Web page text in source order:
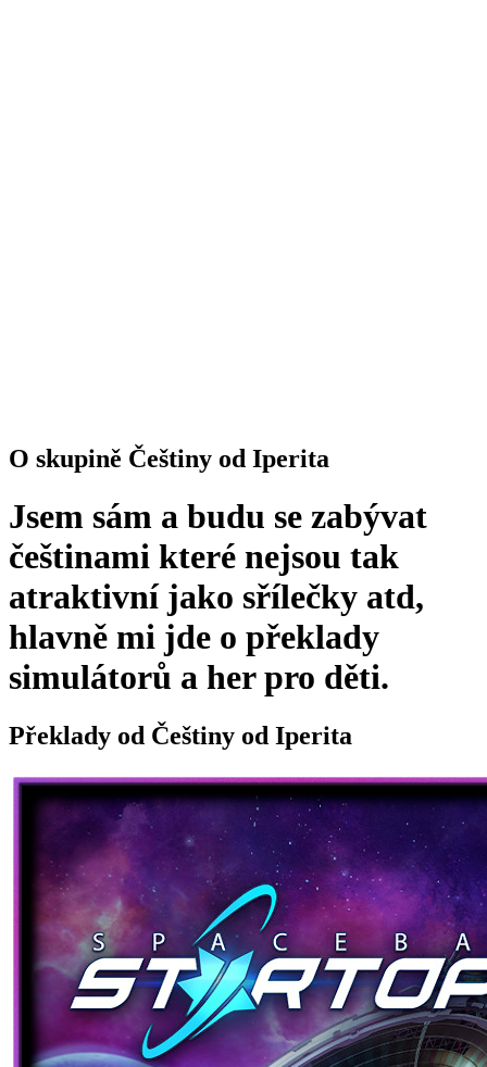
O skupině Češtiny od Iperita
Jsem sám a budu se zabývat
češtinami které nejsou tak
atraktivní jako sřílečky atd,
hlavně mi jde o překlady
simulátorů a her pro děti.
Překlady od Češtiny od Iperita